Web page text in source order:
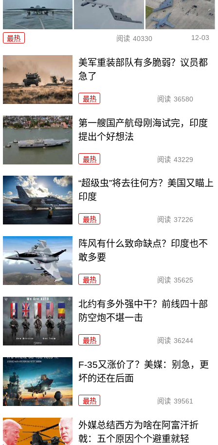
最热 阅读 40330 12-03
美军重装部队有多脆弱？议员都
急了
最热 阅读 36580
第一艘国产航母刚海试完，印度
提出个好想法
最热 阅读 43229
“超级虫”将去往何方？美国又瞄上
印度
最热 阅读 37226
阵风有什么致命缺点？印度也不
敢多要
最热 阅读 35625
北约有多外强中干？前线四十部
防空炮不堪一击
最热 阅读 36244
F-35又涨价了？美媒：别急，更
坏的还在后面
最热 阅读 39561
外媒总结西方为啥在阿富汗折
戟：五个原因个个避重就轻